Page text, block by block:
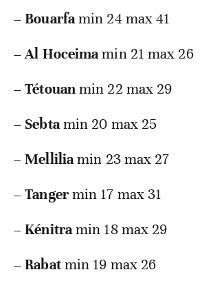
–Bouarfamin 24 max 41
–Al Hoceimamin 21 max 26
–Tétouanmin 22 max 29
– Sebtamin 20 max 25
–Melliliamin 23 max 27
–Tangermin 17 max 31
–Kénitramin 18 max 29
–Rabatmin 19 max 26